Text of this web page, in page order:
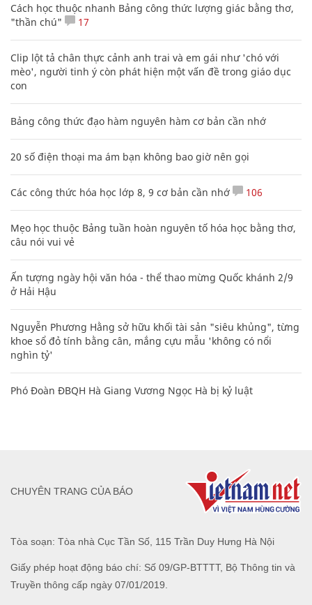
Cách học thuộc nhanh Bảng công thức lượng giác bằng thơ,
"thần chú"
17
Clip lột tả chân thực cảnh anh trai và em gái như 'chó với
mèo', người tinh ý còn phát hiện một vấn đề trong giáo dục
con
Bảng công thức đạo hàm nguyên hàm cơ bản cần nhớ
20 số điện thoại ma ám bạn không bao giờ nên gọi
Các công thức hóa học lớp 8, 9 cơ bản cần nhớ 106
Mẹo học thuộc Bảng tuần hoàn nguyên tố hóa học bằng thơ,
câu nói vui vẻ
Ấn tượng ngày hội văn hóa - thể thao mừng Quốc khánh 2/9
ở Hải Hậu
Nguyễn Phương Hằng sở hữu khối tài sản "siêu khủng", từng
khoe sổ đỏ tính bằng cân, mắng cựu mẫu 'không có nổi
nghìn tỷ'
Phó Đoàn ĐBQH Hà Giang Vương Ngọc Hà bị kỷ luật
Tòa soạn: Tòa nhà Cục Tần Số, 115 Trần Duy Hưng Hà Nội
Giấy phép hoạt động báo chí: Số 09/GP-BTTTT, Bộ Thông tin và
Truyền thông cấp ngày 07/01/2019.
CHUYÊN TRANG CỦA BÁO